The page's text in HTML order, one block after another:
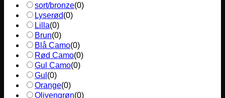
sort/bronze(0)
Lyserød(0)
Lilla(0)
Brun(0)
Blå Camo(0)
Rød Camo(0)
Gul Camo(0)
Gul (0)
Orange(0)
Olivengrøn(0)